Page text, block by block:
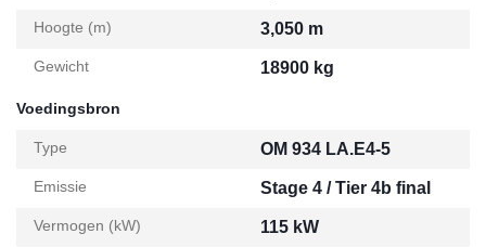
Hoogte (m) 3,050 m
Gewicht 18900 kg
Voedingsbron
Type OM 934 LA.E4-5
Emissie Stage 4 / Tier 4b final
Vermogen (kW) 115 kW